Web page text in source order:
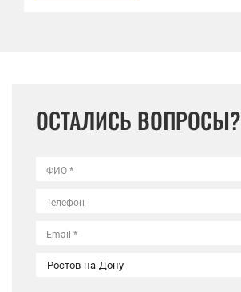
ОСТАЛИСЬ ВОПРОСЫ?
ФИО *
Телефон
Email *